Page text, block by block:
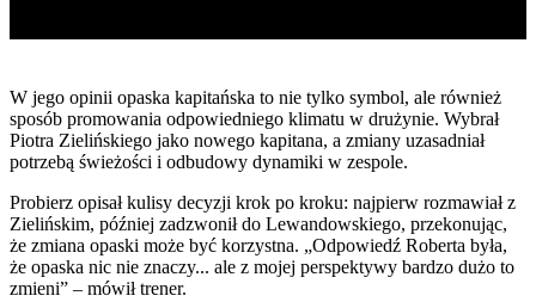
W jego opinii opaska kapitańska to nie tylko symbol, ale również
sposób promowania odpowiedniego klimatu w drużynie. Wybrał
Piotra Zielińskiego jako nowego kapitana, a zmiany uzasadniał
potrzebą świeżości i odbudowy dynamiki w zespole.
Probierz opisał kulisy decyzji krok po kroku: najpierw rozmawiał z
Zielińskim, później zadzwonił do Lewandowskiego, przekonując,
że zmiana opaski może być korzystna. „Odpowiedź Roberta była,
że opaska nic nie znaczy... ale z mojej perspektywy bardzo dużo to
zmieni” – mówił trener.